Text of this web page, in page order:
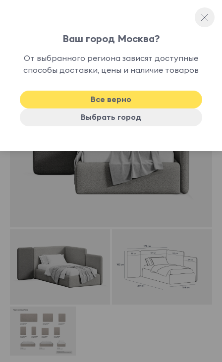
-10% New
Ваш город Москва?
От выбранного региона зависят доступные
способы доставки, цены и наличие товаров
Все верно
Выбрать город